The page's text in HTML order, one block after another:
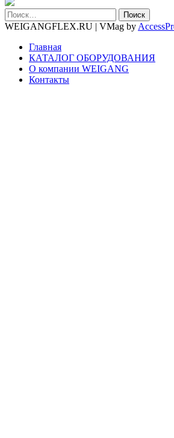
Найти:
WEIGANGFLEX.RU | VMag by
Главная
КАТАЛОГ ОБОРУДОВАНИЯ
О компании WEIGANG
Контакты